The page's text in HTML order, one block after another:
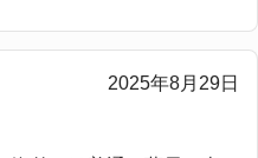
2025年8月29日